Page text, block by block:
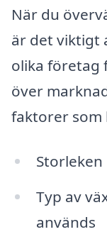
När du
är det viktigt
olika företag
över
faktorer som
Typ av
används